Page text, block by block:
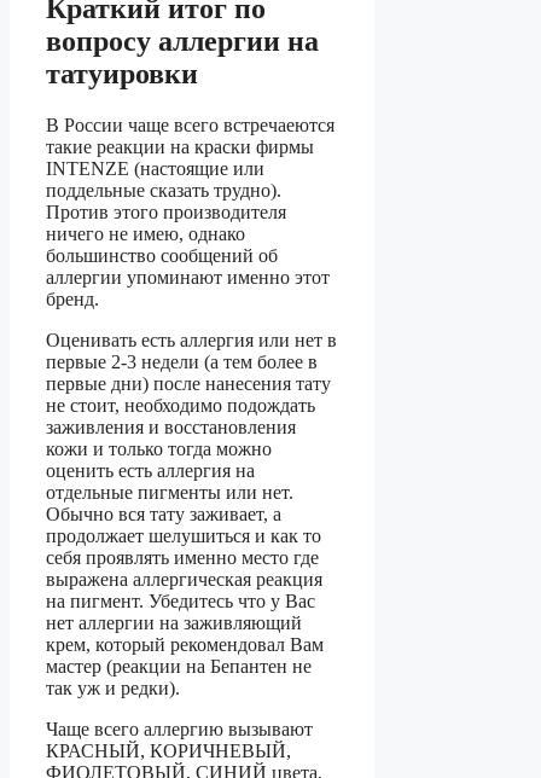
Краткий итог по
вопросу аллергии на
татуировки
В России чаще всего встречаеются
такие реакции на краски фирмы
INTENZE (настоящие или
поддельные сказать трудно).
Против этого производителя
ничего не имею, однако
большинство сообщений об
аллергии упоминают именно этот
бренд.
Оценивать есть аллергия или нет в
первые 2-3 недели (а тем более в
первые дни) после нанесения тату
не стоит, необходимо подождать
заживления и восстановления
кожи и только тогда можно
оценить есть аллергия на
отдельные пигменты или нет.
Обычно вся тату заживает, а
продолжает шелушиться и как то
себя проявлять именно место где
выражена аллергическая реакция
на пигмент. Убедитесь что у Вас
нет аллергии на заживляющий
крем, который рекомендовал Вам
мастер (реакции на Бепантен не
так уж и редки).
Чаще всего аллергию вызывают
КРАСНЫЙ, КОРИЧНЕВЫЙ,
ФИОЛЕТОВЫЙ, СИНИЙ цвета,